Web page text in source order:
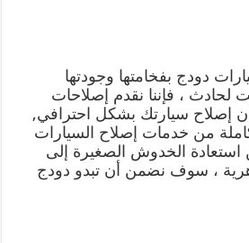
دودج بفخامتها وجودتها
لحادث ، فإننا نقدم إصلاحات
إصلاح سيارتك بشكل احترافي,
من خدمات إصلاح السيارات
الخدوش الصغيرة إلى
، سوف نضمن أن تبدو دودج